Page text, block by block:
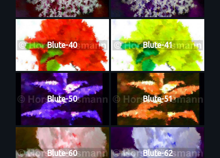
Blute-40 Blute-41
Blute-50 Blute-51
Blute-60 Blute-62